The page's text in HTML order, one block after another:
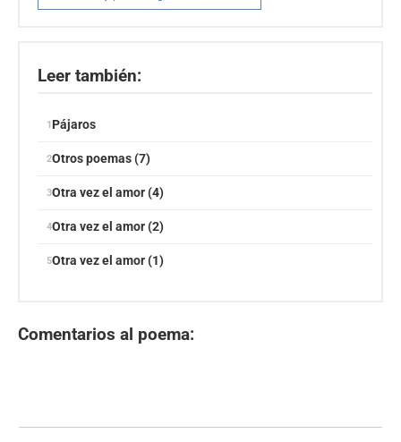
Leer también:
Pájaros
Otros poemas (7)
Otra vez el amor (4)
Otra vez el amor (2)
Otra vez el amor (1)
Comentarios al poema: